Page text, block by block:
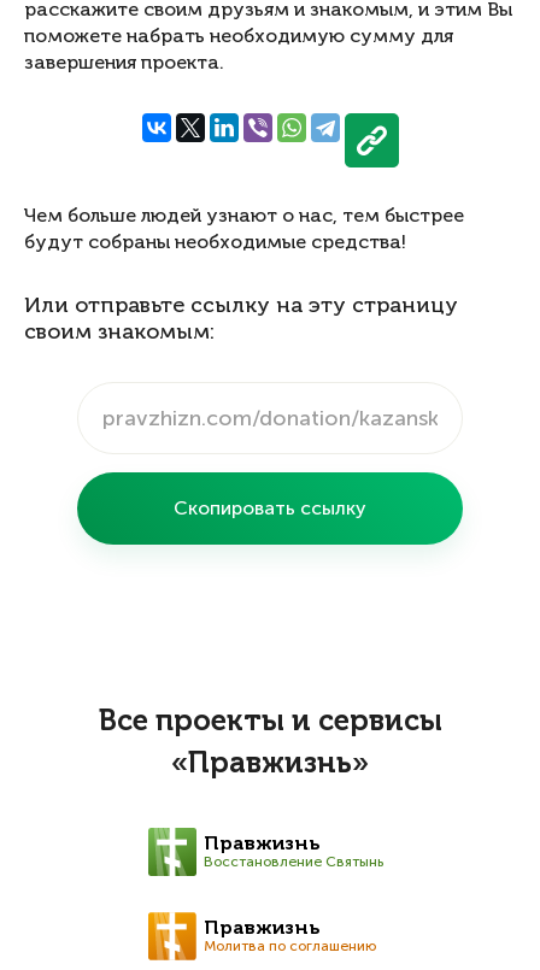
расскажите своим друзьям и знакомым, и этим Вы
поможете набрать необходимую сумму для
завершения проекта.
Чем больше людей узнают о нас, тем быстрее
будут собраны необходимые средства!
Или отправьте ссылку на эту страницу
своим знакомым:
Скопировать ссылку
Все проекты и сервисы
«Правжизнь»
Правжизнь
Восстановление Святынь
Правжизнь
Молитва по соглашению